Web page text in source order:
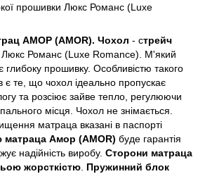
прошивки Люкс Романс (Luxe
АМОР (AMOR). Чохол - стрейч
Люкс Романс (Luxe Romance). М'який
прошивку. Особливістю такого
є те, що чохол ідеально пропускає
та розсіює зайве тепло, регулюючи
місця. Чохол не знімається.
матраца вказані в паспорті
матраца Амор (AMOR) буде гарантія
надійність виробу. Сторони матраца
жорсткістю. Пружинний блок